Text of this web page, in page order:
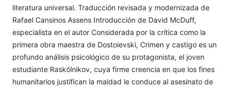
literatura universal. Traducción revisada y modernizada de
Rafael Cansinos Assens Introducción de David McDuff,
especialista en el autor Considerada por la crítica como la
primera obra maestra de Dostoievski, Crimen y castigo es un
profundo análisis psicológico de su protagonista, el joven
estudiante Raskólnikov, cuya firme creencia en que los fines
humanitarios justifican la maldad le conduce al asesinato de